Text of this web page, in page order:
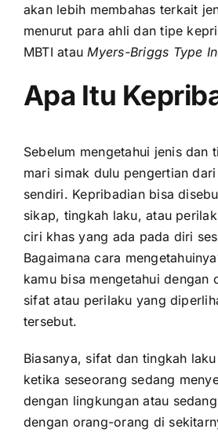
akan lebih membahas terkait
menurut para ahli dan tipe
MBTI atau Myers-Briggs Type
Apa Itu
Sebelum mengetahui jenis dan
mari simak dulu pengertian
sendiri. Kepribadian bisa
sikap, tingkah laku, atau
ciri khas yang ada pada diri
Bagaimana cara
kamu bisa mengetahui dengan
sifat atau perilaku yang
tersebut.
Biasanya, sifat dan tingkah
ketika seseorang sedang
dengan lingkungan atau
dengan orang-orang di